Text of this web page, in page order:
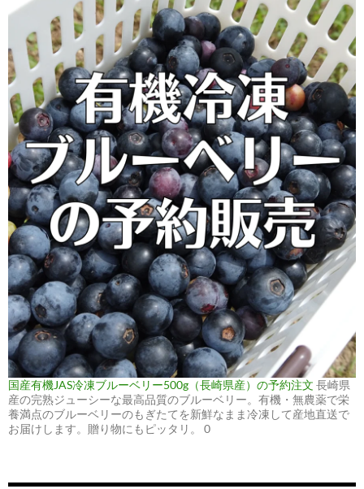
国産有機JAS冷凍ブルーベリー500g（長崎県産）の予約注文 長崎県
産の完熟ジューシーな最高品質のブルーベリー。有機・無農薬で栄
養満点のブルーベリーのもぎたてを新鮮なまま冷凍して産地直送で
お届けします。贈り物にもピッタリ。 0